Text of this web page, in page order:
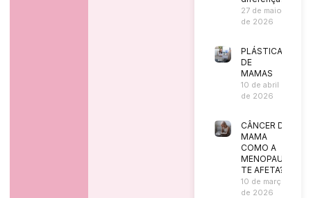
27 de maio
de 2026
PLÁSTICA
DE
MAMAS
10 de abril
de 2026
CÂNCER DE
MAMA
COMO A
MENOPAUSA
TE AFETA?
10 de março
de 2026